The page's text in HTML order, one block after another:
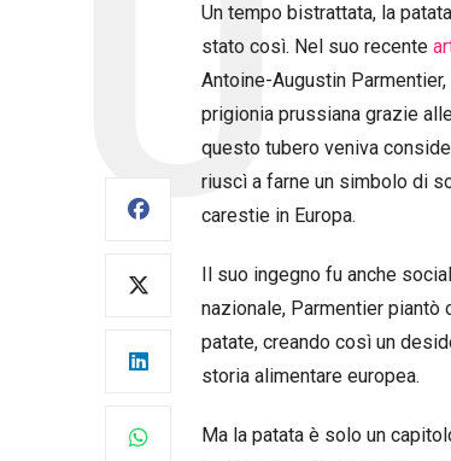
Un tempo bistrattata, la
stato così. Nel suo recente
Antoine-Augustin
prigionia prussiana grazie
questo tubero veniva
riuscì a farne un simbolo di
carestie in Europa.
Il suo ingegno fu anche
nazionale, Parmentier piantò
patate, creando così un
storia alimentare europea.
Ma la patata è solo un